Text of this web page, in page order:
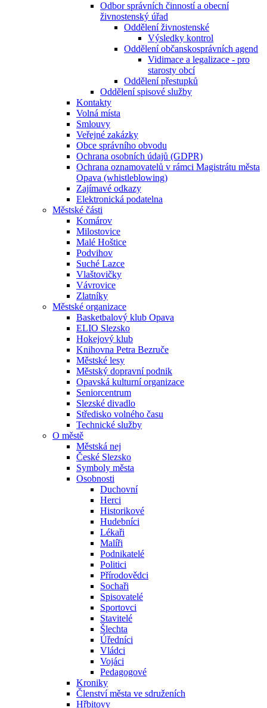
Odbor správních činností a obecní
živnostenský úřad
Oddělení živnostenské
Výsledky kontrol
Oddělení občanskosprávních agend
Vidimace a legalizace - pro
starosty obcí
Oddělení přestupků
Oddělení spisové služby
Kontakty
Volná místa
Smlouvy
Veřejné zakázky
Obce správního obvodu
Ochrana osobních údajů (GDPR)
Ochrana oznamovatelů v rámci Magistrátu města
Opava (whistleblowing)
Zajímavé odkazy
Elektronická podatelna
Městské části
Komárov
Milostovice
Malé Hoštice
Podvihov
Suché Lazce
Vlaštovičky
Vávrovice
Zlatníky
Městské organizace
Basketbalový klub Opava
ELIO Slezsko
Hokejový klub
Knihovna Petra Bezruče
Městské lesy
Městský dopravní podnik
Opavská kulturní organizace
Seniorcentrum
Slezské divadlo
Středisko volného času
Technické služby
O městě
Městská nej
České Slezsko
Symboly města
Osobnosti
Duchovní
Herci
Historikové
Hudebníci
Lékaři
Malíři
Podnikatelé
Politici
Přírodovědci
Sochaři
Spisovatelé
Sportovci
Stavitelé
Šlechta
Úředníci
Vládci
Vojáci
Pedagogové
Kroniky
Členství města ve sdruženích
Hřbitovy